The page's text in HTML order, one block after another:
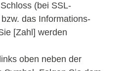
(bei SSL-
das Informations-
[Zahl] werden
oben neben der